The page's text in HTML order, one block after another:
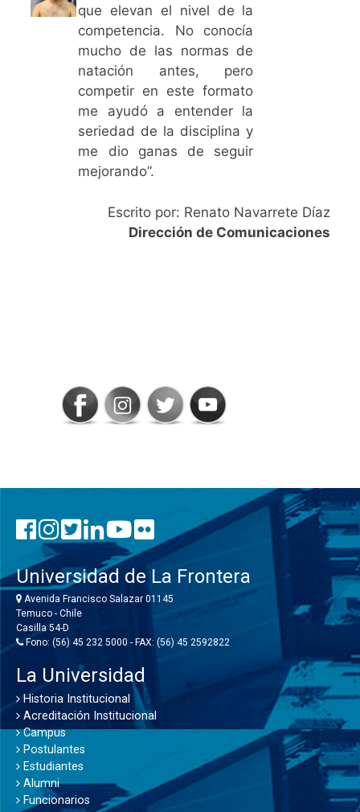
que elevan el nivel de la
competencia. No conocía
mucho de las normas de
natación antes, pero
competir en este formato
me ayudó a entender la
seriedad de la disciplina y
me dio ganas de seguir
mejorando”.
Escrito por: Renato Navarrete Díaz
Dirección de Comunicaciones
Universidad de La Frontera
Avenida Francisco Salazar 01145
Temuco - Chile
Casilla 54-D
Fono: (56) 45 232 5000 - FAX: (56) 45 2592822
La Universidad
Historia Institucional
Acreditación Institucional
Campus
Postulantes
Estudiantes
Alumni
Funcionarios